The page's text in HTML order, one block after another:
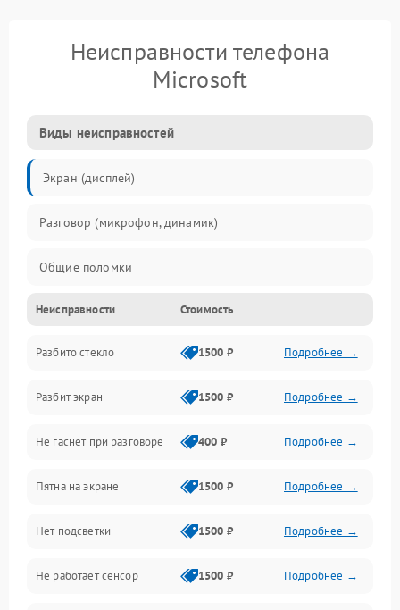
Неисправности телефона
Microsoft
Виды неисправностей
Экран (дисплей)
Разговор (микрофон, динамик)
Общие поломки
Проблемы связи
Камеры
Проблемы с дисплеем и сенсором
Зарядка
Проблемы с питанием, зарядкой и аккумулятором
Проблемы с работой системы, корпусом и другие
Неисправности Стоимость
Разбито стекло 1500 ₽ Подробнее →
Разбит экран 1500 ₽ Подробнее →
Не гаснет при разговоре 400 ₽ Подробнее →
Пятна на экране 1500 ₽ Подробнее →
Нет подсветки 1500 ₽ Подробнее →
Не работает сенсор 1500 ₽ Подробнее →